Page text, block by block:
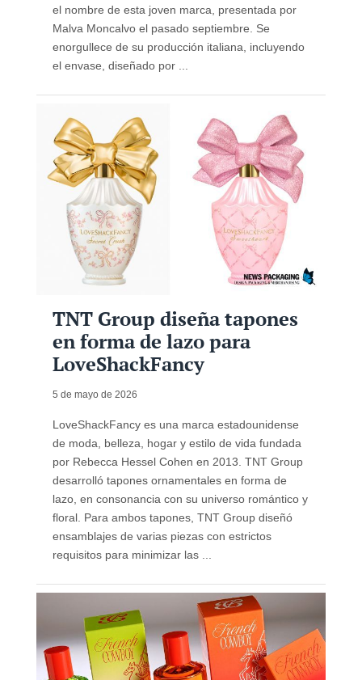
el nombre de esta joven marca, presentada por
Malva Moncalvo el pasado septiembre. Se
enorgullece de su producción italiana, incluyendo
el envase, diseñado por ...
TNT Group diseña tapones
en forma de lazo para
LoveShackFancy
5 de mayo de 2026
LoveShackFancy es una marca estadounidense
de moda, belleza, hogar y estilo de vida fundada
por Rebecca Hessel Cohen en 2013. TNT Group
desarrolló tapones ornamentales en forma de
lazo, en consonancia con su universo romántico y
floral. Para ambos tapones, TNT Group diseñó
ensamblajes de varias piezas con estrictos
requisitos para minimizar las ...